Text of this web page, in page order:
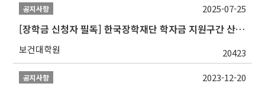
공지사항
[장학금 신청자 필독] 한국장학재단 학자금 지원구간 산정 권고
보건대학원 20423
2025-07-25
공지사항 2023-12-20